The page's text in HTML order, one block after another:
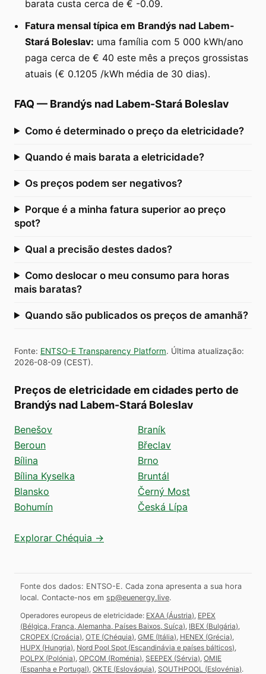
barata custa cerca de € -0.09.
Fatura mensal típica em Brandýs nad Labem-
Stará Boleslav: uma família com 5 000 kWh/ano
paga cerca de € 40 este mês a preços grossistas
atuais (€ 0.1205 /kWh média de 30 dias).
FAQ — Brandýs nad Labem-Stará Boleslav
Como é determinado o preço da eletricidade?
Quando é mais barata a eletricidade?
Os preços podem ser negativos?
Porque é a minha fatura superior ao preço
spot?
Qual a precisão destes dados?
Como deslocar o meu consumo para horas
mais baratas?
Quando são publicados os preços de amanhã?
Fonte: ENTSO-E Transparency Platform. Última atualização:
2026-08-09 (CEST).
Preços de eletricidade em cidades perto de
Brandýs nad Labem-Stará Boleslav
Benešov
Beroun
Bílina
Bílina Kyselka
Blansko
Bohumín
Braník
Břeclav
Brno
Bruntál
Černý Most
Česká Lípa
Explorar Chéquia →
Fonte dos dados: ENTSO-E. Cada zona apresenta a sua hora
local. Contacte-nos em sp@euenergy.live.
Operadores europeus de eletricidade: EXAA (Áustria) EPEX
(Bélgica, França, Alemanha, Países Baixos, Suíça) IBEX (Bulgária)
CROPEX (Croácia) OTE (Chéquia) GME (Itália) HENEX (Grécia)
HUPX (Hungria) Nord Pool Spot (Escandinávia e países bálticos)
POLPX (Polónia) OPCOM (Roménia) SEEPEX (Sérvia) OMIE
(Espanha e Portugal) OKTE (Eslováquia) SOUTHPOOL (Eslovénia).